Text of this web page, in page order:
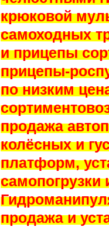
крюковой
самоходных
и прицепы
прицепы-
по низким
продажа
колёсных и
платформ,
самопогрузки
продажа и